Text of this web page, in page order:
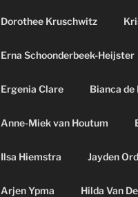
Dorothee Kruschwitz
Erna Schoonderbeek-Heijster
Ergenia Clare Bianca de
Anne-Miek van Houtum
Ilsa Hiemstra Jayden
Arjen Ypma Hilda Van